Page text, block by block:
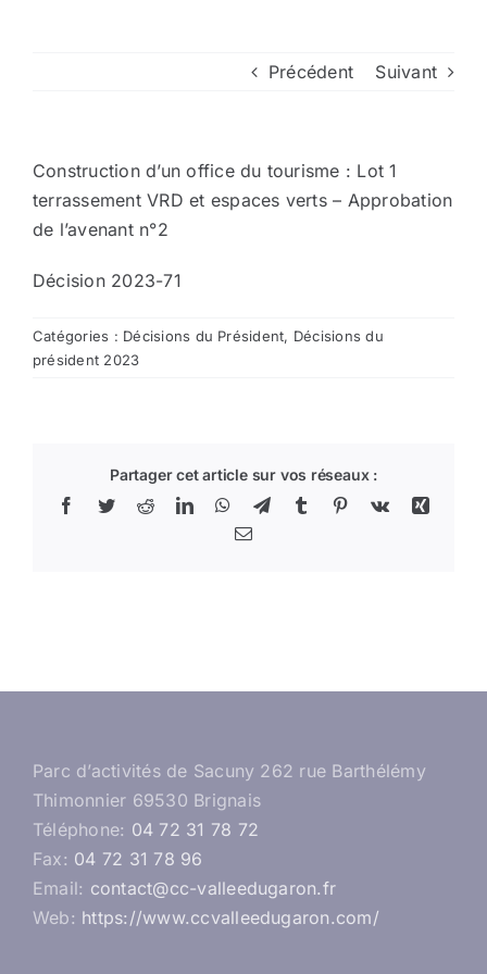
Nous contacter
Précédent Suivant
Construction d’un office du tourisme : Lot 1
terrassement VRD et espaces verts – Approbation
de l’avenant n°2
Décision 2023-71
Catégories : Décisions du Président, Décisions du
président 2023
Partager cet article sur vos réseaux :
Facebook
TwitterRedditLinkedInWhatsApp
TelegramTumblr Pinterest
Vk
Xing
Email
Parc d’activités de Sacuny 262 rue Barthélémy
Thimonnier 69530 Brignais
Téléphone: 04 72 31 78 72
Fax: 04 72 31 78 96
Email: contact@cc-valleedugaron.fr
Web: https://www.ccvalleedugaron.com/